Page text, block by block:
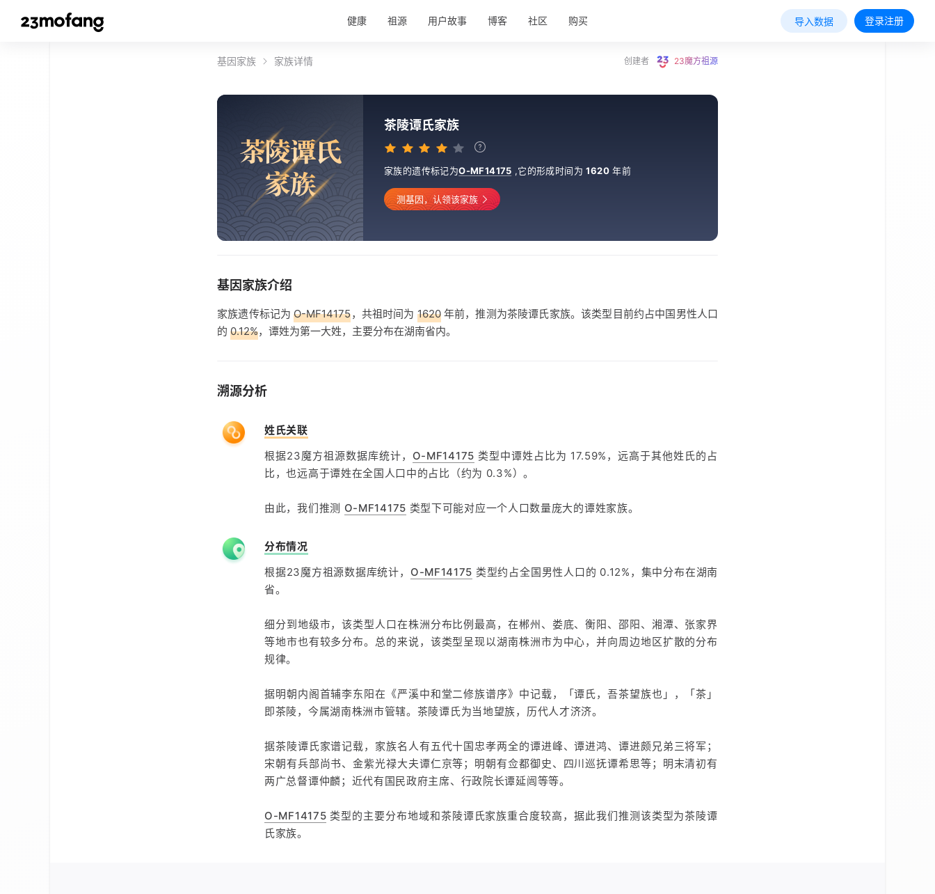
健康 祖源 用户故事 博客 社区 购买 导入数据 登录注册
基因家族 家族详情 创建者 23魔方祖源
茶陵谭氏
家族
茶陵谭氏家族
家族的遗传标记为O-MF14175 ,它的形成时间为1620 年前
测基因，认领该家族
基因家族介绍
家族遗传标记为O-MF14175，共祖时间为 1620年前，推测为茶陵谭氏家族。该类型目前约占中国男性人口
的 0.12%，谭姓为第一大姓，主要分布在湖南省内。
溯源分析
姓氏关联
根据23魔方祖源数据库统计， O-MF14175 类型中谭姓占比为 17.59%，远高于其他姓氏的占
比，也远高于谭姓在全国人口中的占比（约为 0.3%）。
由此，我们推测 O-MF14175 类型下可能对应一个人口数量庞大的谭姓家族。
分布情况
根据23魔方祖源数据库统计， O-MF14175 类型约占全国男性人口的 0.12%，集中分布在湖南
省。
细分到地级市，该类型人口在株洲分布比例最高，在郴州、娄底、衡阳、邵阳、湘潭、张家界
等地市也有较多分布。总的来说，该类型呈现以湖南株洲市为中心，并向周边地区扩散的分布
规律。
据明朝内阁首辅李东阳在《严溪中和堂二修族谱序》中记载，「谭氏，吾茶望族也」，「茶」
即茶陵，今属湖南株洲市管辖。茶陵谭氏为当地望族，历代人才济济。
据茶陵谭氏家谱记载，家族名人有五代十国忠孝两全的谭进峰、谭进鸿、谭进颇兄弟三将军；
宋朝有兵部尚书、金紫光禄大夫谭仁京等；明朝有佥都御史、四川巡抚谭希思等；明末清初有
两广总督谭仲麟；近代有国民政府主席、行政院长谭延闿等等。
O-MF14175 类型的主要分布地域和茶陵谭氏家族重合度较高，据此我们推测该类型为茶陵谭
氏家族。